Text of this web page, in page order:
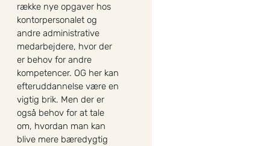
række nye opgaver hos
kontorpersonalet og
andre administrative
medarbejdere, hvor der
er behov for andre
kompetencer. OG her kan
efteruddannelse være en
vigtig brik. Men der er
også behov for at tale
om, hvordan man kan
blive mere bæredygtig